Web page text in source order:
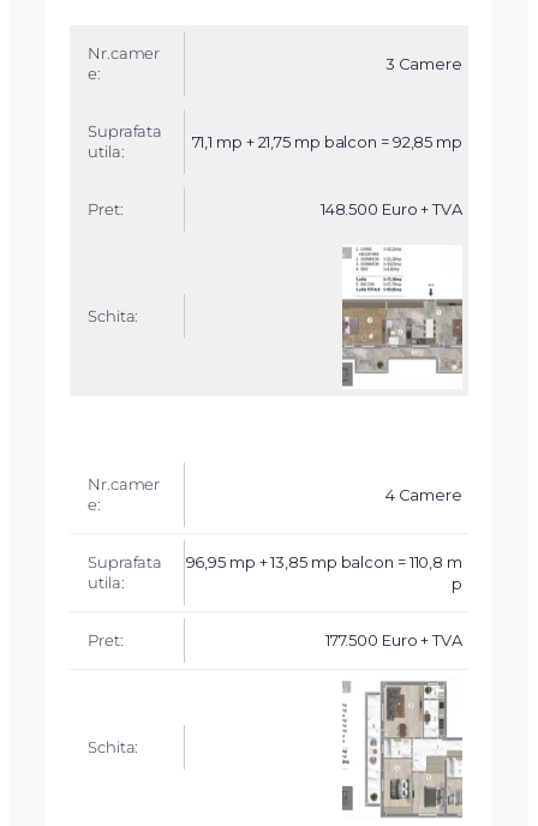
3 Camere
71,1 mp + 21,75 mp balcon = 92,85 mp
148.500 Euro + TVA
4 Camere
96,95 mp + 13,85 mp balcon = 110,8 m
p
177.500 Euro + TVA